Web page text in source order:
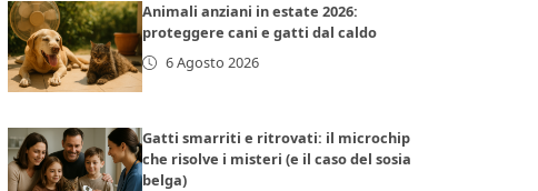
Animali anziani in estate 2026:
proteggere cani e gatti dal caldo
6 Agosto 2026
Gatti smarriti e ritrovati: il microchip
che risolve i misteri (e il caso del sosia
belga)